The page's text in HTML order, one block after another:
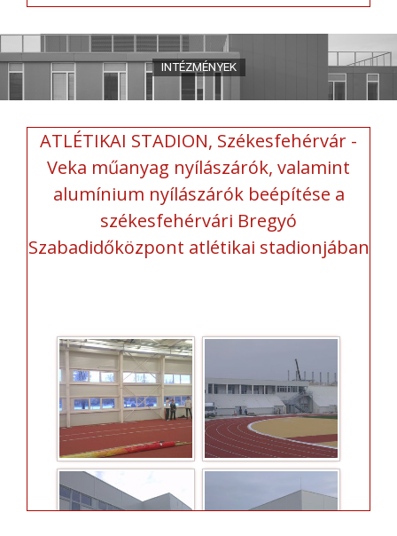
ATLÉTIKAI STADION, Székesfehérvár -
Veka műanyag nyílászárók, valamint
alumínium nyílászárók beépítése a
székesfehérvári Bregyó
Szabadidőközpont atlétikai stadionjában